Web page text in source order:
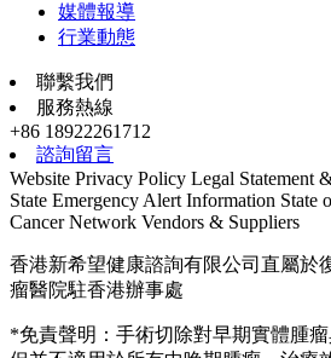
媒體報導
行業動態
聯繫我們
服務熱線
+86 18922261712
諮詢留言
Website Privacy Policy Legal Statement
State Emergency Alert Information State
Cancer Network Vendors & Suppliers
香港新希望健康諮詢有限公司直屬於
瘤醫院駐香港辦事處
*免責聲明：手術切除對早期實體腫瘤